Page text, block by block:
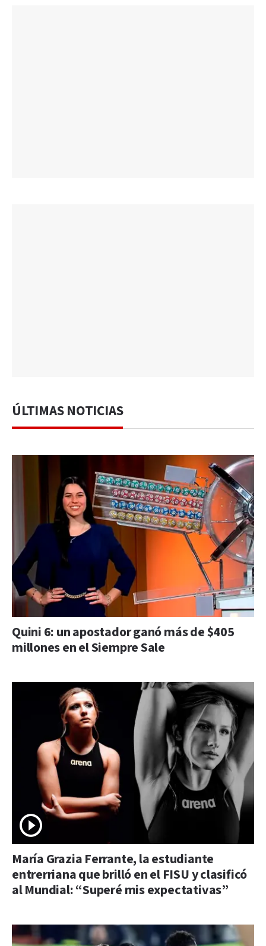
ÚLTIMAS NOTICIAS
Quini 6: un apostador ganó más de $405
millones en el Siempre Sale
María Grazia Ferrante, la estudiante
entrerriana que brilló en el FISU y clasificó
al Mundial: “Superé mis expectativas”